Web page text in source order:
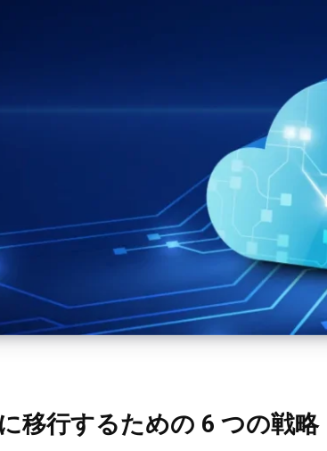
移行するための 6 つの戦略